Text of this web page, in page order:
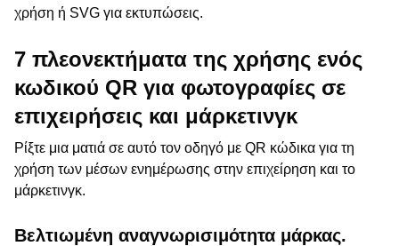
χρήση ή SVG για εκτυπώσεις.
7 πλεονεκτήματα της χρήσης ενός
κωδικού QR για φωτογραφίες σε
επιχειρήσεις και μάρκετινγκ
Ρίξτε μια ματιά σε αυτό τον οδηγό με QR κώδικα για τη
χρήση των μέσων ενημέρωσης στην επιχείρηση και το
μάρκετινγκ.
Βελτιωμένη αναγνωρισιμότητα μάρκας.